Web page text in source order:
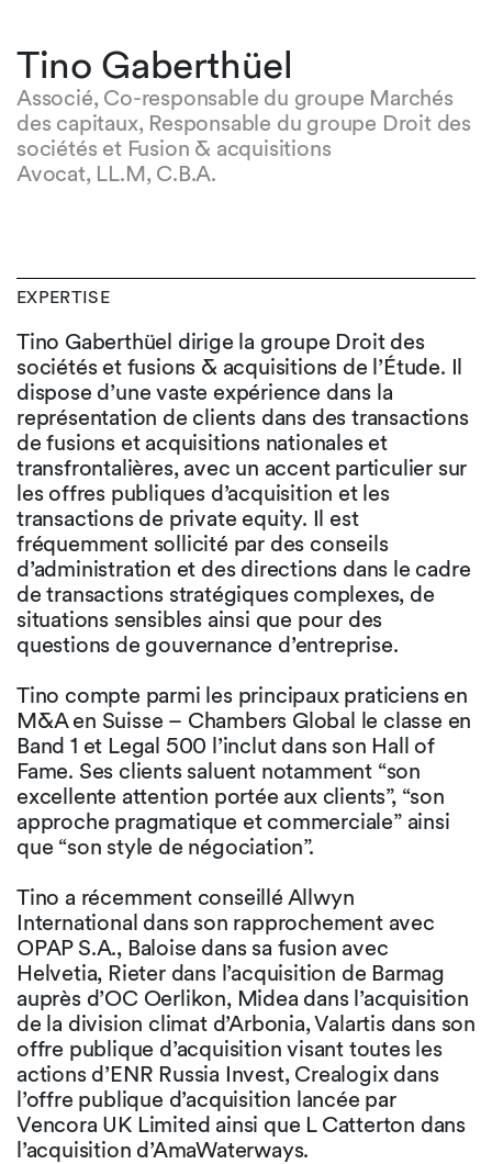
Tino Gaberthüel
Associé, Co-responsable du groupe Marchés
des capitaux, Responsable du groupe Droit des
sociétés et Fusion & acquisitions
Avocat, LL.M, C.B.A.
EXPERTISE
Tino Gaberthüel dirige la groupe Droit des
sociétés et fusions & acquisitions de l’Étude. Il
dispose d’une vaste expérience dans la
représentation de clients dans des transactions
de fusions et acquisitions nationales et
transfrontalières, avec un accent particulier sur
les offres publiques d’acquisition et les
transactions de private equity. Il est
fréquemment sollicité par des conseils
d’administration et des directions dans le cadre
de transactions stratégiques complexes, de
situations sensibles ainsi que pour des
questions de gouvernance d’entreprise.
Tino compte parmi les principaux praticiens en
M&A en Suisse – Chambers Global le classe en
Band 1 et Legal 500 l’inclut dans son Hall of
Fame. Ses clients saluent notamment “son
excellente attention portée aux clients”, “son
approche pragmatique et commerciale” ainsi
que “son style de négociation”.
Tino a récemment conseillé Allwyn
International dans son rapprochement avec
OPAP S.A., Baloise dans sa fusion avec
Helvetia, Rieter dans l’acquisition de Barmag
auprès d’OC Oerlikon, Midea dans l’acquisition
de la division climat d’Arbonia, Valartis dans son
offre publique d’acquisition visant toutes les
actions d’ENR Russia Invest, Crealogix dans
l’offre publique d’acquisition lancée par
Vencora UK Limited ainsi que L Catterton dans
l’acquisition d’AmaWaterways.